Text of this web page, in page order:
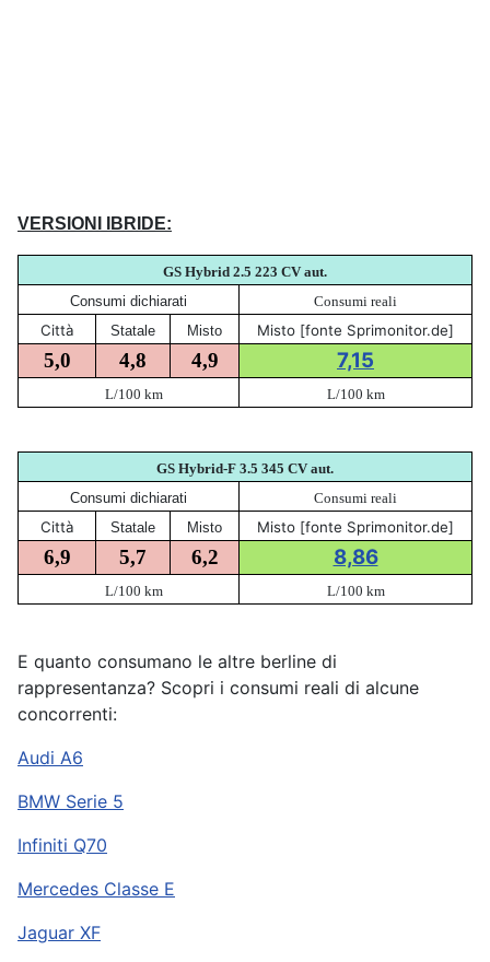
VERSIONI IBRIDE:
GS Hybrid 2.5 223 CV aut.
Consumi dichiarati
Consumi reali
Città Statale Misto Misto [fonte Sprimonitor.de]
5,0 4,8 4,9 7,15
L/100 km L/100 km
GS Hybrid-F 3.5 345 CV aut.
Consumi dichiarati
Consumi reali
Città Statale Misto Misto [fonte Sprimonitor.de]
6,9 5,7 6,2 8,86
L/100 km L/100 km
E quanto consumano le altre berline di
rappresentanza? Scopri i consumi reali di alcune
concorrenti:
Audi A6
BMW Serie 5
Infiniti Q70
Mercedes Classe E
Jaguar XF